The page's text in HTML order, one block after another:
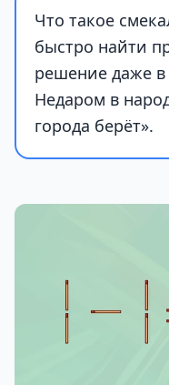
Что такое
быстро найти
решение даже в
Недаром в
города берёт».